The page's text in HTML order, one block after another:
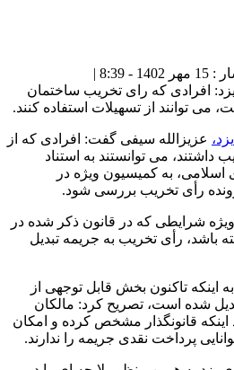
افرادی که رای تخریب ساختمان
می توانند از تسهیلات استفاده کنند.
عزیزالله سیفی گفت: افرادی که از
تخریب داشتند، می توانستند به استناد
به کمیسیون ویژه در
رأی تخریب بررسی شود.
شرایطی که در قانون ذکر شده در
رأی تخریب به جریمه تبدیل
اینکه تاکنون بخش قابل توجهی از
شده است، تصریح کرد: مالکان
اینکه قانونگذار مشخص کرده و امکان
پرداخت نقدی جریمه را ندارند.